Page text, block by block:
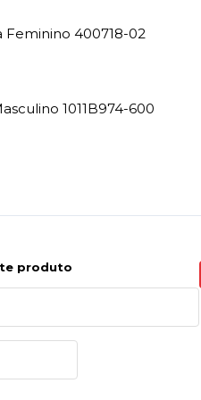
Feminino 400718-02
1011B974-600
produto